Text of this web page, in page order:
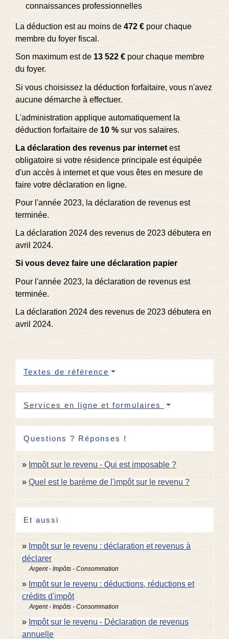
connaissances professionnelles
La déduction est au moins de 472 € pour chaque
membre du foyer fiscal.
Son maximum est de 13 522 € pour chaque membre
du foyer.
Si vous choisissez la déduction forfaitaire, vous n'avez
aucune démarche à effectuer.
L'administration applique automatiquement la
déduction forfaitaire de 10 % sur vos salaires.
La déclaration des revenus par internetest
obligatoire si votre résidence principale est équipée
d'un accès à internet et que vous êtes en mesure de
faire votre déclaration en ligne.
Pour l'année 2023, la déclaration de revenus est
terminée.
La déclaration 2024 des revenus de 2023 débutera en
avril 2024.
Si vous devez faire une déclaration papier
Pour l'année 2023, la déclaration de revenus est
terminée.
La déclaration 2024 des revenus de 2023 débutera en
avril 2024.
Textes de référence
Services en ligne et formulaires
Questions ? Réponses !
Impôt sur le revenu - Qui est imposable ?
Quel est le barème de l'impôt sur le revenu ?
Et aussi
Impôt sur le revenu : déclaration et revenus à
déclarer
Argent - Impôts - Consommation
Impôt sur le revenu : déductions, réductions et
crédits d'impôt
Argent - Impôts - Consommation
Impôt sur le revenu - Déclaration de revenus
annuelle